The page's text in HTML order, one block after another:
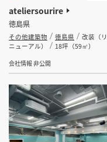
ateliersourire
徳島県
その他建築物 徳島県
改装（リ
ニューアル）
18坪（59㎡）
会社情報 非公開